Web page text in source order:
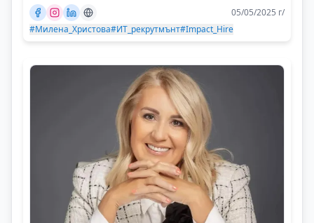
05/05/2025 г/
#Милена_Христова#ИТ_рекрутмънт#Impact_Hire